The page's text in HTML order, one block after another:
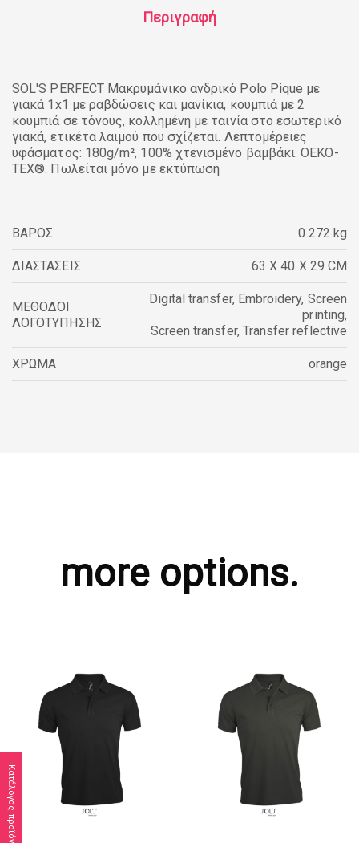
Κατάλογος προϊόντων
Περιγραφή
SOL'S PERFECT Μακρυμάνικο ανδρικό Polo Pique με
γιακά 1x1 με ραβδώσεις και μανίκια, κουμπιά με 2
κουμπιά σε τόνους, κολλημένη με ταινία στο εσωτερικό
γιακά, ετικέτα λαιμού που σχίζεται. Λεπτομέρειες
υφάσματος: 180g/m², 100% χτενισμένο βαμβάκι. OEKO-
TEX®. Πωλείται μόνο με εκτύπωση
ΒΑΡΟΣ 0.272 kg
ΔΙΑΣΤΑΣΕΙΣ 63 X 40 X 29 CM
ΜΕΘΟΔΟΙ
ΛΟΓΟΤΥΠΗΣΗΣ
Digital transfer, Embroidery, Screen
printing,
Screen transfer, Transfer reflective
ΧΡΩΜΑ orange
more options.